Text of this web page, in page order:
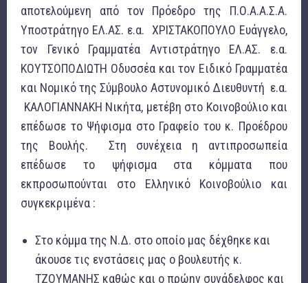
αποτελούμενη από τον Πρόεδρο της Π.Ο.Α.Α.Σ.Α.
Υποστράτηγο ΕΛ.ΑΣ. ε.α. ΧΡΙΣΤΑΚΟΠΟΥΛΟ Ευάγγελο,
τον Γενικό Γραμματέα Αντιστράτηγο ΕΛ.ΑΣ. ε.α.
ΚΟΥΤΣΟΠΟΔΙΩΤΗ Οδυσσέα και τον Ειδικό Γραμματέα
και Νομικό της Σύμβουλο Αστυνομικό Διευθυντή ε.α.
ΚΑΛΟΓΙΑΝΝΑΚΗ Νικήτα, μετέβη στο Κοινοβούλιο και
επέδωσε το Ψήφισμα στο Γραφείο του κ. Προέδρου
της Βουλής. Στη συνέχεια η αντιπροσωπεία
επέδωσε το ψήφισμα στα κόμματα που
εκπροσωπούνται στο Ελληνικό Κοινοβούλιο και
συγκεκριμένα :
Στο κόμμα της Ν.Δ. στο οποίο μας δέχθηκε και
άκουσε τις ενστάσεις μας ο βουλευτής κ.
ΤΖΟΥΜΑΝΗΣ καθώς και ο πρώην συνάδελφος και